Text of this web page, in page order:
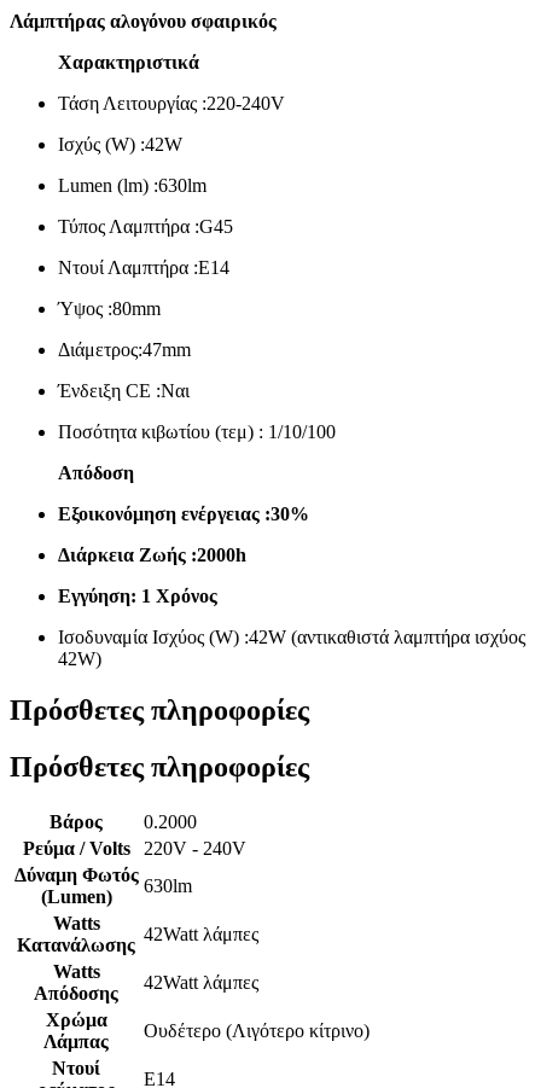
Λάμπτήρας αλογόνου σφαιρικός
Χαρακτηριστικά
Τάση Λειτουργίας :220-240V
Ισχύς (W) :42W
Lumen (lm) :630lm
Τύπος Λαμπτήρα :G45
Ντουί Λαμπτήρα :E14
Ύψος :80mm
Διάμετρος:47mm
Ένδειξη CE :Ναι
Ποσότητα κιβωτίου (τεμ) : 1/10/100
Απόδοση
Εξοικονόμηση ενέργειας :30%
Διάρκεια Ζωής :2000h
Εγγύηση: 1 Χρόνος
Ισοδυναμία Ισχύος (W) :42W (αντικαθιστά λαμπτήρα ισχύος
42W)
Πρόσθετες πληροφορίες
Πρόσθετες πληροφορίες
Βάρος
0.2000
Ρεύμα / Volts
220V - 240V
Δύναμη Φωτός
(Lumen)
630lm
Watts
Κατανάλωσης
42Watt λάμπες
Watts
Απόδοσης
42Watt λάμπες
Χρώμα
Λάμπας
Ουδέτερο (Λιγότερο κίτρινο)
Ντουί
E14